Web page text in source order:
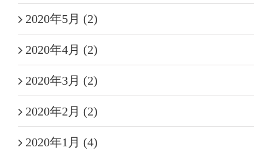
2020年5月 (2)
2020年4月 (2)
2020年3月 (2)
2020年2月 (2)
2020年1月 (4)